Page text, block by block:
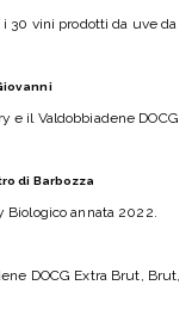
30 vini prodotti da uve da
e il Valdobbiadene DOCG
di Barbozza
Biologico annata 2022.
DOCG Extra Brut, Brut,